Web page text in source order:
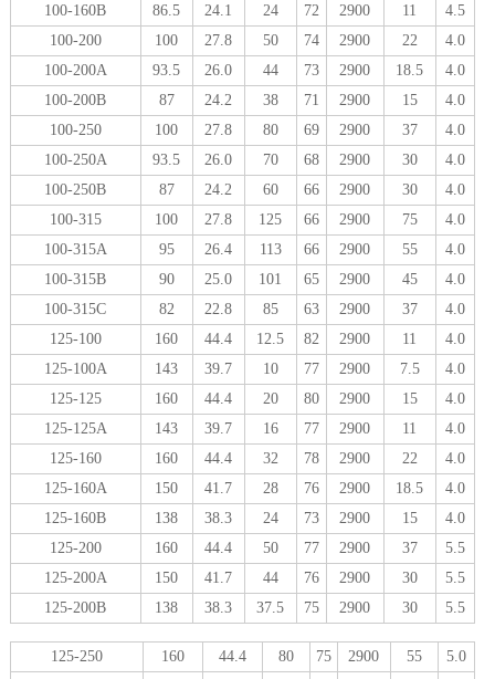
100-160B
86.5 24.1 24 72 2900 11
4.5
100-200
100 27.8 50 74 2900 22
4.0
100-200A
93.5 26.0 44 73 2900 18.5
4.0
100-200B
87 24.2 38 71 2900 15
4.0
100-250
100 27.8 80 69 2900 37
4.0
100-250A
93.5 26.0 70 68 2900 30
4.0
100-250B
87 24.2 60 66 2900 30
4.0
100-315
100 27.8 125 66 2900 75
4.0
100-315A
95 26.4 113 66 2900 55
4.0
100-315B
90 25.0 101 65 2900 45
4.0
100-315C
82 22.8 85 63 2900 37
4.0
125-100
160 44.4 12.5 82 2900 11
4.0
125-100A
143 39.7 10 77 2900 7.5
4.0
125-125
160 44.4 20 80 2900 15
4.0
125-125A
143 39.7 16 77 2900 11
4.0
125-160
160 44.4 32 78 2900 22
4.0
125-160A
150 41.7 28 76 2900 18.5
4.0
125-160B
138 38.3 24 73 2900 15
4.0
125-200
160 44.4 50 77 2900 37
5.5
125-200A
150 41.7 44 76 2900 30
5.5
125-200B
138 38.3 37.5 75 2900 30 5.5
125-250 160 44.4 80 75 2900 55
5.0